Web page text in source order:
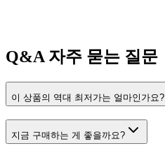
Q&A자주 묻는 질문
이 상품의 역대 최저가는 얼마인가요?
지금 구매하는 게 좋을까요?